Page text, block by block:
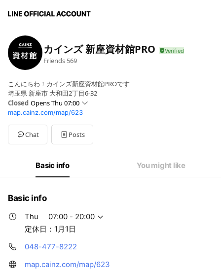
カインズ 新座資材館PRO
Friends 569
こんにちわ！カインズ新座資材館PROです
埼玉県 新座市 大和田2丁目6-32
Closed Opens Thu 07:00
Sun07:00 - 20:00
Mon07:00 - 20:00
Tue07:00 - 20:00
Wed07:00 - 20:00
07:00 - 20:00
07:00 - 20:00
定休日：1月1日
map.cainz.com/map/623
Chat Posts
Basic info You might like
Basic info
Thu
07:00 - 20:00
定休日：1月1日
048-477-8222
map.cainz.com/map/623